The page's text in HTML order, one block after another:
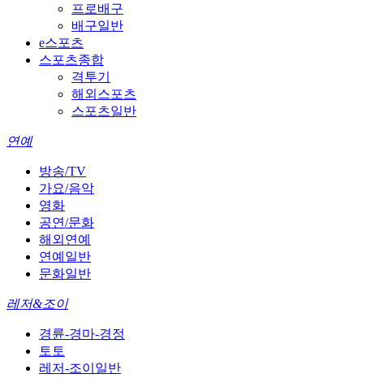
프로배구
배구일반
e스포츠
스포츠종합
격투기
해외스포츠
스포츠일반
연예
방송/TV
가요/음악
영화
공연/문화
해외연예
연예일반
문화일반
레저&조이
경륜-경마-경정
토토
레저-조이일반